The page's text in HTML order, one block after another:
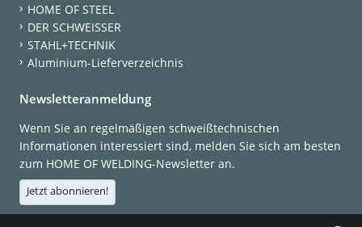
HOME OF STEEL
DER SCHWEISSER
STAHL+TECHNIK
Aluminium-Lieferverzeichnis
Newsletteranmeldung
Wenn Sie an regelmäßigen schweißtechnischen
Informationen interessiert sind, melden Sie sich am besten
zum HOME OF WELDING-Newsletter an.
Jetzt abonnieren!